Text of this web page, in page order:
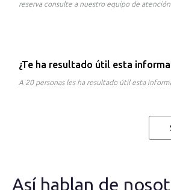
reserva consulte a nuestro equipo de
¿Te ha resultado útil esta
A 20 personas les ha resultado útil esta
Así hablan de